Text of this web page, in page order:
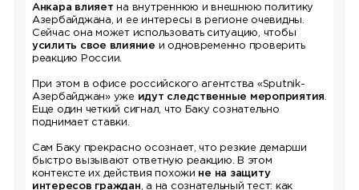
Анкара влияетна внутреннюю и внешнюю политику
Азербайджана, и ее интересы в регионе очевидны.
Сейчас она может использовать ситуацию, чтобы
усилить свое влияние и одновременно проверить
реакцию России.
При этом в офисе российского агентства «Sputnik-
Азербайджан» уже идут следственные мероприятия
Еще один четкий сигнал, что Баку сознательно
поднимает ставки.
Сам Баку прекрасно осознает, что резкие демарши
быстро вызывают ответную реакцию. В этом
контексте их действия похожи не на защиту
интересов граждан , а на сознательный тест: как